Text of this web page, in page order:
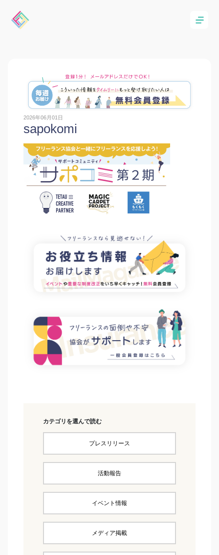
2026年06月01日
sapokomi
カテゴリを選んで読む
プレスリリース
活動報告
イベント情報
メディア掲載